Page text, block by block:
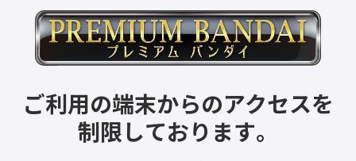
ご利用の端末からのアクセスを
制限しております。